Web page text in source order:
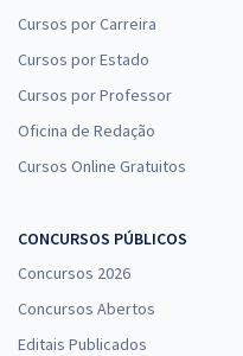
Cursos por Carreira
Cursos por Estado
Cursos por Professor
Oficina de Redação
Cursos Online Gratuitos
CONCURSOS PÚBLICOS
Concursos 2026
Concursos Abertos
Editais Publicados